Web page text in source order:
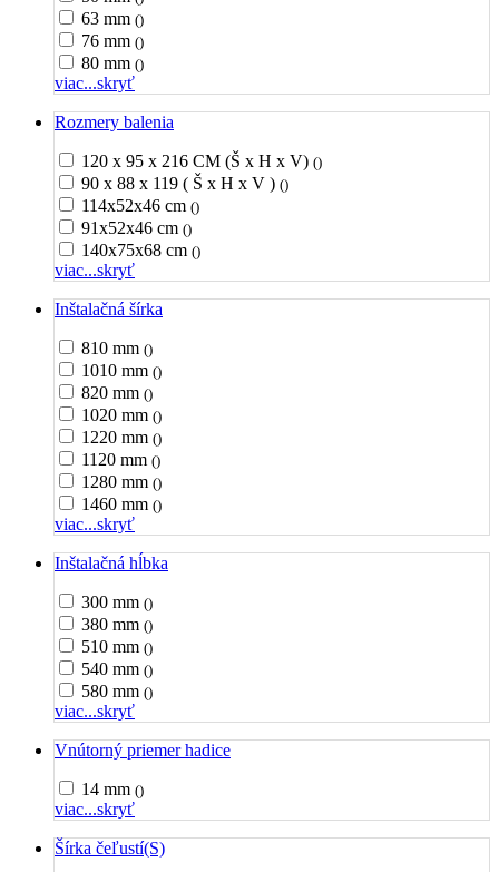
63 mm ()
76 mm ()
80 mm ()
viac...skryť
Rozmery balenia
120 x 95 x 216 CM (Š x H x V) ()
90 x 88 x 119 ( Š x H x V ) ()
114x52x46 cm ()
91x52x46 cm ()
140x75x68 cm ()
viac...skryť
Inštalačná šírka
810 mm ()
1010 mm ()
820 mm ()
1020 mm ()
1220 mm ()
1120 mm ()
1280 mm ()
1460 mm ()
viac...skryť
Inštalačná hĺbka
300 mm ()
380 mm ()
510 mm ()
540 mm ()
580 mm ()
viac...skryť
Vnútorný priemer hadice
14 mm ()
viac...skryť
Šírka čeľustí(S)